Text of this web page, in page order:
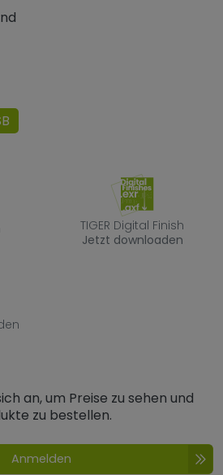
TIGER Digital
TIGER Digital Finish
Jetzt downloaden
anwenden
an, um Preise zu sehen und
zu bestellen.
Anmelden